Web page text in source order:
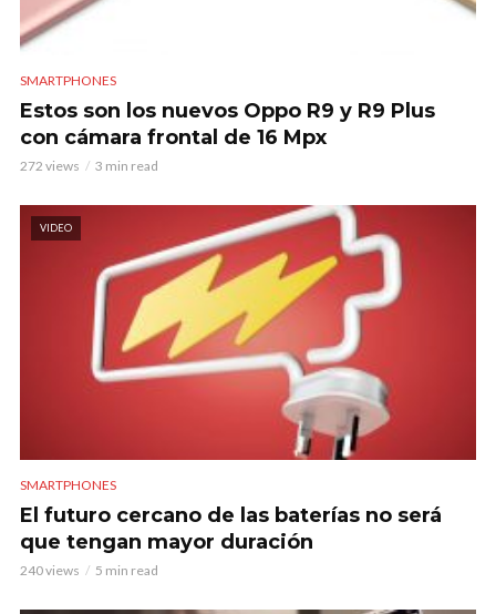
SMARTPHONES
Estos son los nuevos Oppo R9 y R9 Plus
con cámara frontal de 16 Mpx
272 views 3 min read
VIDEO
SMARTPHONES
El futuro cercano de las baterías no será
que tengan mayor duración
240 views 5 min read